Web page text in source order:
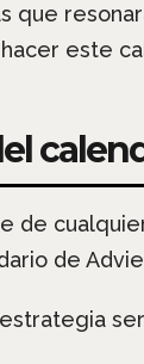
este
de
de